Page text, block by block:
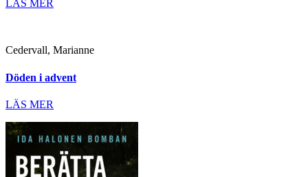
LÄS MER
Cedervall, Marianne
Döden i advent
LÄS MER